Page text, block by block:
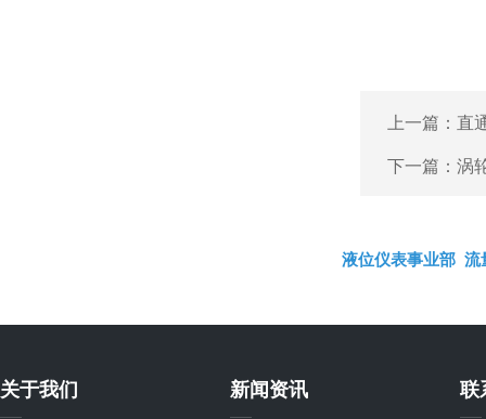
上一篇： 直
下一篇： 涡
液位仪表事业部 流
关于我们 新闻资讯 联